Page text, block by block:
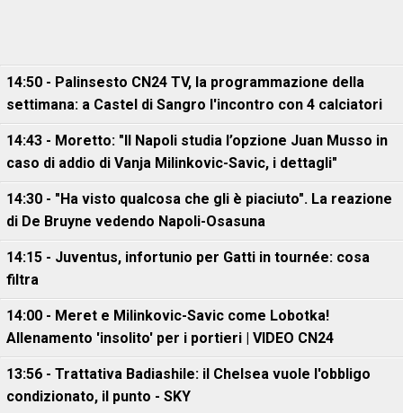
14:50 - Palinsesto CN24 TV, la programmazione della
settimana: a Castel di Sangro l'incontro con 4 calciatori
14:43 - Moretto: "Il Napoli studia l’opzione Juan Musso in
caso di addio di Vanja Milinkovic-Savic, i dettagli"
14:30 - "Ha visto qualcosa che gli è piaciuto". La reazione
di De Bruyne vedendo Napoli-Osasuna
14:15 - Juventus, infortunio per Gatti in tournée: cosa
filtra
14:00 - Meret e Milinkovic-Savic come Lobotka!
Allenamento 'insolito' per i portieri | VIDEO CN24
13:56 - Trattativa Badiashile: il Chelsea vuole l'obbligo
condizionato, il punto - SKY